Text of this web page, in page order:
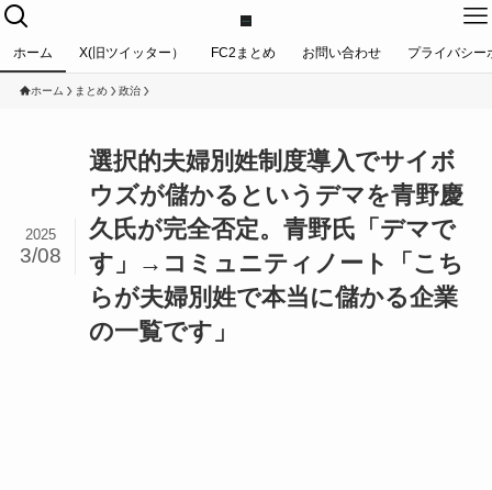
ホーム X(旧ツイッター） FC2まとめ お問い合わせ プライバシー
ホーム まとめ 政治
選択的夫婦別姓制度導入でサイボ
ウズが儲かるというデマを青野慶
久氏が完全否定。青野氏「デマで
す」→コミュニティノート「こち
らが夫婦別姓で本当に儲かる企業
の一覧です」
2025
3/08